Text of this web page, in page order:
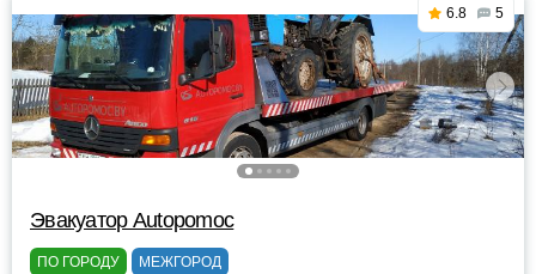
6.8 5
Эвакуатор Autopomoc
ПО ГОРОДУ МЕЖГОРОД